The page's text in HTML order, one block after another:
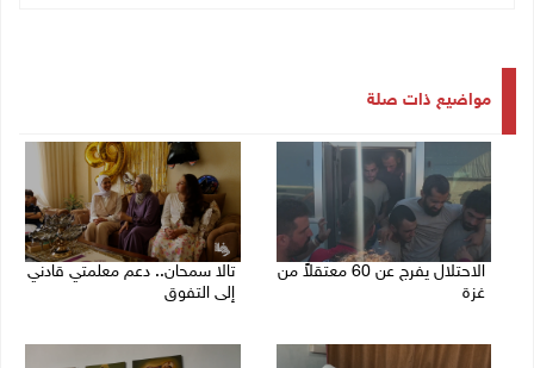
مواضيع ذات صلة
الاحتلال يفرج عن 60 معتقلاً من
غزة
تالا سمحان.. دعم معلمتي قادني
إلى التفوق